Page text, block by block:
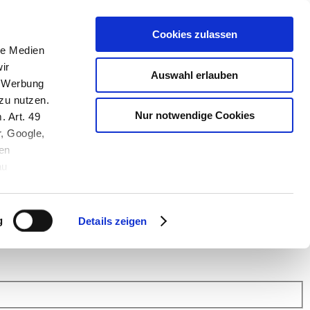
Medien
nutzen.
Art. 49
Google,
Details zeigen
Cookies zulassen
Auswahl erlauben
Nur notwendige Cookies